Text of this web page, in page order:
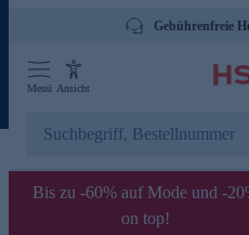
Gebührenfreie
Menü Ansicht
Bis zu -60% auf Mode und -
on top!